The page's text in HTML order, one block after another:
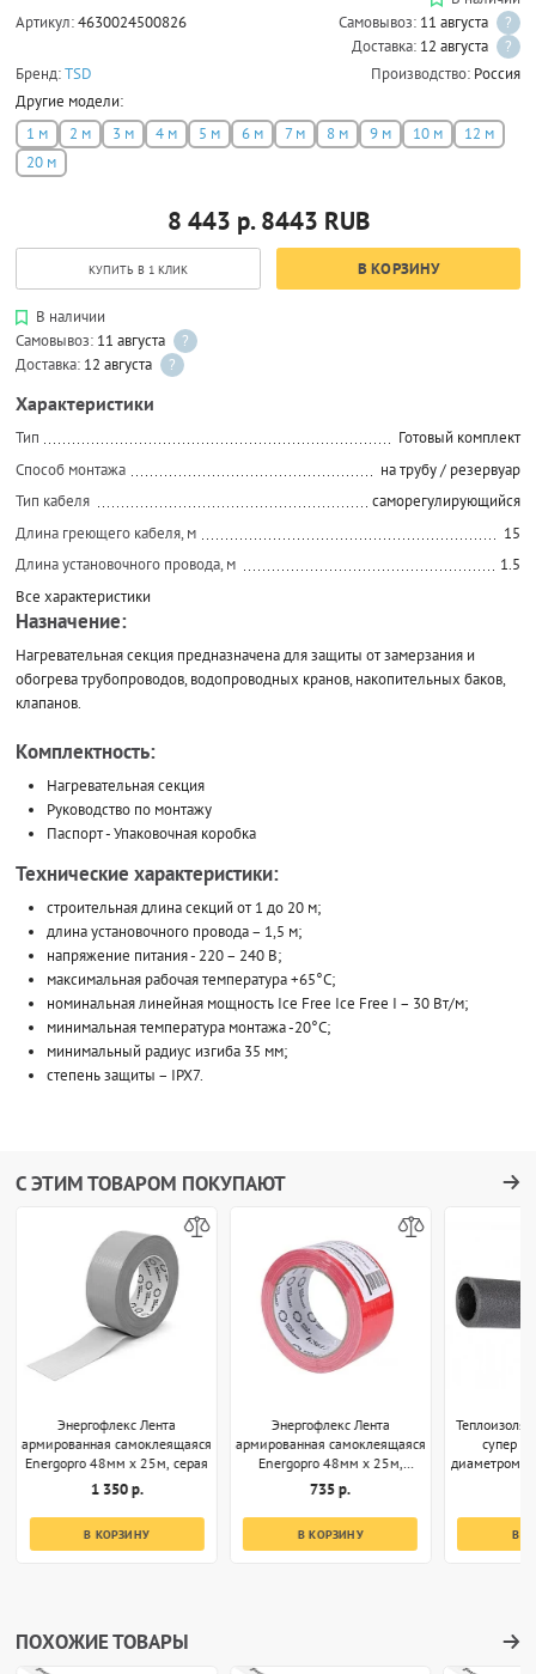
Артикул:4630024500826
Самовывоз: 11 августа
?
Доставка: 12 августа
?
Бренд:TSD Производство: Россия
Другие модели:
1 м
2 м 3 м 4 м 5 м 6 м 7 м 8 м 9 м 10 м
12 м
20 м
8 443 р. 8443 RUB
КУПИТЬ В 1 КЛИК В КОРЗИНУ
В наличии
Самовывоз: 11 августа
?
Доставка: 12 августа ?
Характеристики
Тип
Готовый комплект
Способ монтажа
на трубу / резервуар
Тип кабеля
саморегулирующийся
Длина греющего кабеля, м
15
Длина установочного провода, м
1.5
Все характеристики
Назначение:
Нагревательная секция предназначена для защиты от замерзания и
обогрева трубопроводов, водопроводных кранов, накопительных баков,
клапанов.
Комплектность:
Нагревательная секция
Руководство по монтажу
Паспорт - Упаковочная коробка
Технические характеристики:
строительная длина секций от 1 до 20 м;
длина установочного провода – 1,5 м;
напряжение питания - 220 – 240 В;
максимальная рабочая температура +65°С;
номинальная линейная мощность Ice Free Ice Free I – 30 Вт/м;
минимальная температура монтажа -20°С;
минимальный радиус изгиба 35 мм;
степень защиты – IPX7.
С ЭТИМ ТОВАРОМ ПОКУПАЮТ
Энергофлекс Лента
армированная самоклеящаяся
Energopro 48мм х 25м, серая
1 350 р.
В КОРЗИНУ
Энергофлекс Лента
армированная самоклеящаяся
Energopro 48мм х 25м,
красная
735 р.
В КОРЗИНУ
супер
диаметром
В
ПОХОЖИЕ ТОВАРЫ